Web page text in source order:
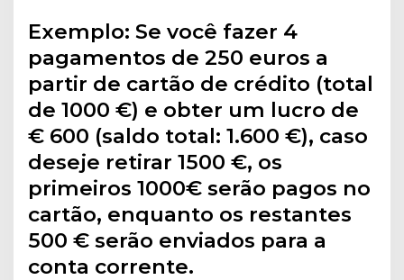
Exemplo: Se você fazer 4
pagamentos de 250 euros a
partir de cartão de crédito (total
de 1000 €) e obter um lucro de
€ 600 (saldo total: 1.600 €), caso
deseje retirar 1500 €, os
primeiros 1000€ serão pagos no
cartão, enquanto os restantes
500 € serão enviados para a
conta corrente.